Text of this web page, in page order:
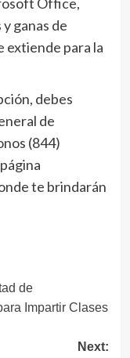
ganas de
extiende para la
debes
de
(844)
te brindarán
de
Impartir Clases
Next: